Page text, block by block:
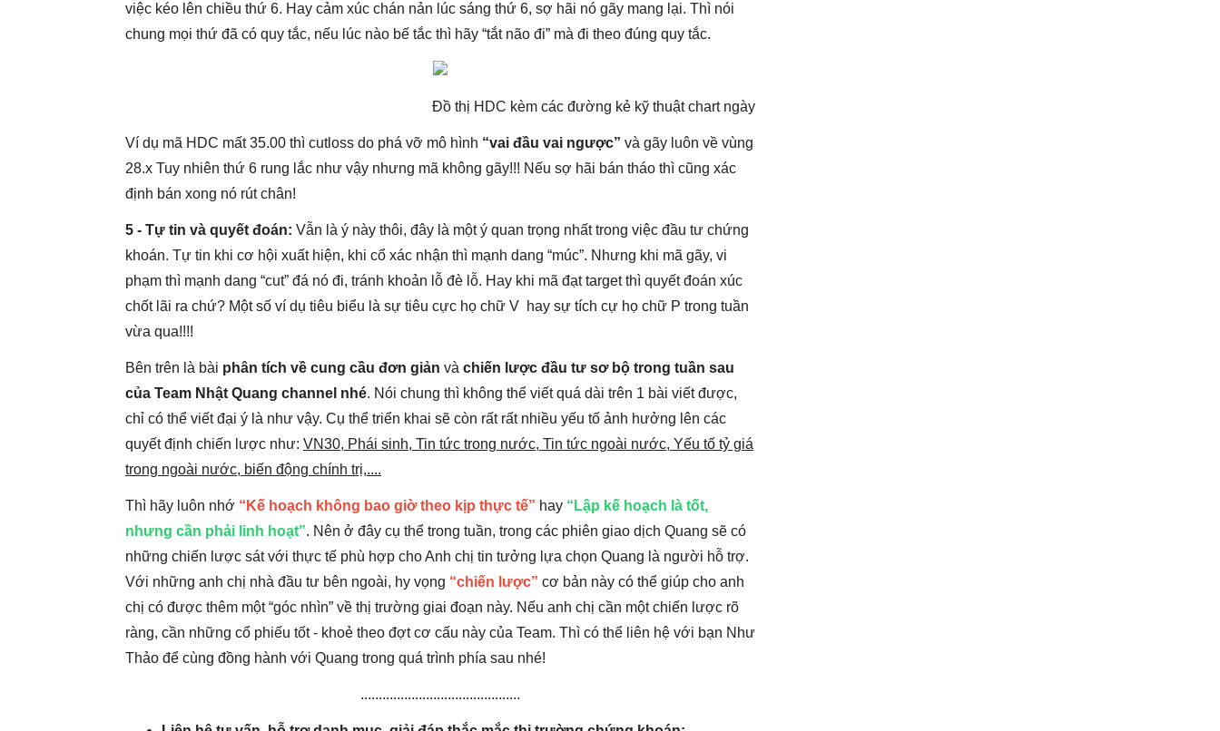
việc kéo lên chiều thứ 6. Hay cảm xúc chán nản lúc sáng thứ 6, sợ hãi nó gãy mang lại. Thì nói
chung mọi thứ đã có quy tắc, nếu lúc nào bế tắc thì hãy “tắt não đi” mà đi theo đúng quy tắc.
Đồ thị HDC kèm các đường kẻ kỹ thuật chart ngày
Ví dụ mã HDC mất 35.00 thì cutloss do phá vỡ mô hình “vai đầu vai ngược” và gãy luôn về vùng
28.x Tuy nhiên thứ 6 rung lắc như vậy nhưng mã không gãy!!! Nếu sợ hãi bán tháo thì cũng xác
định bán xong nó rút chân!
5 - Tự tin và quyết đoán: Vẫn là ý này thôi, đây là một ý quan trọng nhất trong việc đầu tư chứng
khoán. Tự tin khi cơ hội xuất hiện, khi cổ xác nhận thì mạnh dang “múc”. Nhưng khi mã gãy, vi
phạm thì mạnh dang “cut” đá nó đi, tránh khoản lỗ đè lỗ. Hay khi mã đạt target thì quyết đoán xúc
chốt lãi ra chứ? Một số ví dụ tiêu biểu là sự tiêu cực họ chữ V hay sự tích cự họ chữ P trong tuần
vừa qua!!!!
Bên trên là bài phân tích về cung cầu đơn giản và chiến lược đầu tư sơ bộ trong tuần sau
của Team Nhật Quang channel nhé. Nói chung thì không thể viết quá dài trên 1 bài viết được,
chỉ có thể viết đại ý là như vậy. Cụ thể triển khai sẽ còn rất rất nhiều yếu tố ảnh hưởng lên các
quyết định chiến lược như: VN30, Phái sinh, Tin tức trong nước, Tin tức ngoài nước, Yếu tố tỷ giá
trong ngoài nước, biến động chính trị,....
Thì hãy luôn nhớ “Kế hoạch không bao giờ theo kịp thực tế” hay “Lập kế hoạch là tốt,
nhưng cần phải linh hoạt”. Nên ở đây cụ thể trong tuần, trong các phiên giao dịch Quang sẽ có
những chiến lược sát với thực tế phù hợp cho Anh chị tin tưởng lựa chọn Quang là người hỗ trợ.
Với những anh chị nhà đầu tư bên ngoài, hy vọng “chiến lược” cơ bản này có thể giúp cho anh
chị có được thêm một “góc nhìn” về thị trường giai đoạn này. Nếu anh chị cần một chiến lược rõ
ràng, cần những cổ phiếu tốt - khoẻ theo đợt cơ cấu này của Team. Thì có thể liên hệ với bạn Như
Thảo để cùng đồng hành với Quang trong quá trình phía sau nhé!
............................................